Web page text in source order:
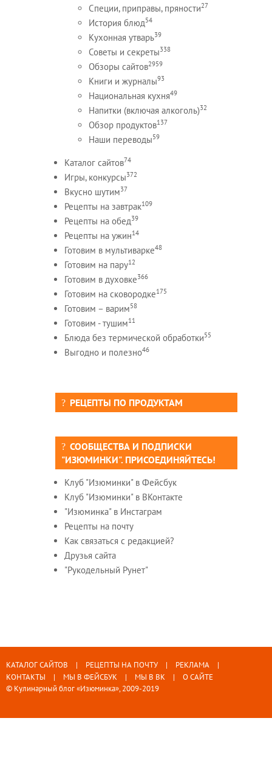
Специи, приправы, пряности27
История блюд54
Кухонная утварь39
Советы и секреты338
Обзоры сайтов2959
Книги и журналы93
Национальная кухня49
Напитки (включая алкоголь)32
Обзор продуктов137
Наши переводы59
Каталог сайтов74
Игры, конкурсы372
Вкусно шутим37
Рецепты на завтрак109
Рецепты на обед39
Рецепты на ужин14
Готовим в мультиварке48
Готовим на пару12
Готовим в духовке366
Готовим на сковородке175
Готовим – варим58
Готовим - тушим11
Блюда без термической обработки55
Выгодно и полезно46
РЕЦЕПТЫ ПО ПРОДУКТАМ
СООБЩЕСТВА И ПОДПИСКИ
"ИЗЮМИНКИ". ПРИСОЕДИНЯЙТЕСЬ!
Клуб "Изюминки" в Фейсбук
Клуб "Изюминки" в ВКонтакте
"Изюминка" в Инстаграм
Рецепты на почту
Как связаться с редакцией?
Друзья сайта
"Рукодельный Рунет"
КАТАЛОГ САЙТОВ РЕЦЕПТЫ НА ПОЧТУ
РЕКЛАМА
КОНТАКТЫ
МЫ В ФЕЙСБУК МЫ В ВК
О САЙТЕ
© Кулинарный блог «Изюминка», 2009-2019